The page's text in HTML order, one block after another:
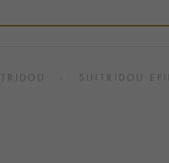
› SINTRIDOU